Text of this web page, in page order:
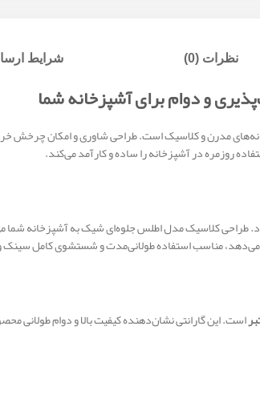
نظرات (0) شرایط
و دوام برای آشپزخانه شما
روزمره در آشپزخانه را ساده و کارآمد می‌کند.
طراحی کلاسیک مدل اطلس جلوه‌ای شیک به آشپزخانه